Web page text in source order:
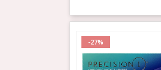
-27%